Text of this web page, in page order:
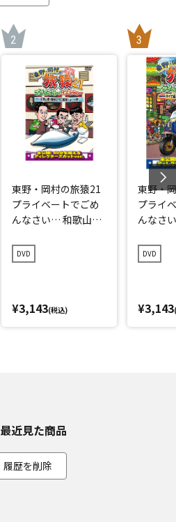
東野・岡村の旅猿21
プライベートでごめ
んなさい… 和歌山県
ョーへの旅 プレミア
ム完全版
DVD
¥3,143(税込)
東野・
プライ
んなさ
編 プレ
DVD
¥3,143
最近見た商品
履歴を削除